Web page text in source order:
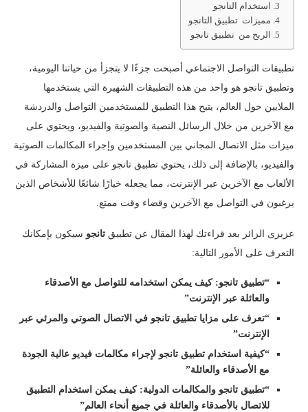
استخدام التانجو
مميزات تطبيق التانجو
الربح من تطبيق تانجو
تطبيقات التواصل الاجتماعي أصبحت جزءًا لا يتجزأ من حياتنا اليومية،
وتطبيق تانجو هو واحد من هذه التطبيقات الشهيرة التي يستخدمها
الملايين حول العالم، يتيح هذا التطبيق للمستخدمين التواصل والدردشة
مع الآخرين من خلال الرسائل النصية والصوتية والفيديو، ويحتوي على
ميزات مثل الاتصال المجاني بين المستخدمين وإجراء المكالمات الصوتية
والفيديو، بالإضافة إلى ذلك، يحتوي تطبيق تانجو على ميزة المشاركة في
الألعاب مع الآخرين عبر الإنترنت، مما يجعله خيارًا شائعًا للأشخاص الذين
يرغبون في التواصل مع الآخرين وقضاء وقت ممتع.
عزيزى الزائر بعد قراءتك لهذا المقال عن تطبيق تانجو سيكون بإمكانك
التعرف على الأمور التالية:
“تطبيق تانجو: كيف يمكن استخدامه للتواصل مع الأصدقاء
والعائلة عبر الإنترنت”
“تعرف على مزايا تطبيق تانجو في الاتصال الصوتي والمرئي عبر
الإنترنت”
“كيفية استخدام تطبيق تانجو لإجراء مكالمات فيديو عالية الجودة
مع الأصدقاء والعائلة”
“تطبيق تانجو والمكالمات الدولية: كيف يمكن استخدام التطبيق
للاتصال بالأصدقاء والعائلة في جميع أنحاء العالم”